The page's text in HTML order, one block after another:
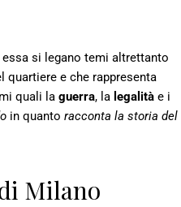
si legano temi altrettanto
quartiere e che rappresenta
quali la guerra, la legalità e i
in quanto racconta la storia del
Milano